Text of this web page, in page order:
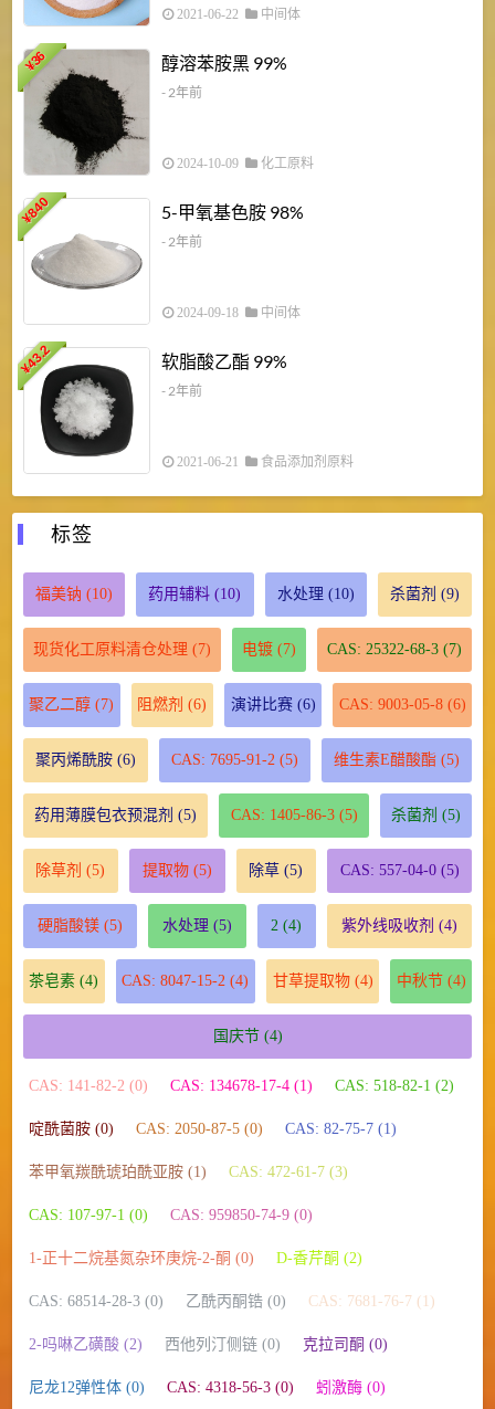
2021-06-22 中间体
¥
36 醇溶苯胺黑 99%
- 2年前
2024-10-09 化工原料
¥
840 5-甲氧基色胺 98%
- 2年前
2024-09-18 中间体
¥
43.2 软脂酸乙酯 99%
- 2年前
2021-06-21 食品添加剂原料
标签
福美钠 (10) 药用辅料 (10) 水处理 (10) 杀菌剂 (9)
现货化工原料清仓处理 (7) 电镀 (7) CAS: 25322-68-3 (7)
聚乙二醇 (7) 阻燃剂 (6) 演讲比赛(6) CAS: 9003-05-8(6)
聚丙烯酰胺(6) CAS: 7695-91-2 (5) 维生素E醋酸酯 (5)
药用薄膜包衣预混剂 (5) CAS: 1405-86-3(5) 杀菌剂 (5)
除草剂 (5) 提取物(5) 除草 (5) CAS: 557-04-0(5)
硬脂酸镁(5) 水处理 (5) 2 (4) 紫外线吸收剂 (4)
茶皂素 (4) CAS: 8047-15-2 (4) 甘草提取物(4) 中秋节(4)
国庆节(4)
CAS: 141-82-2 (0) CAS: 134678-17-4 (1) CAS: 518-82-1 (2)
啶酰菌胺 (0) CAS: 2050-87-5 (0) CAS: 82-75-7 (1)
苯甲氧羰酰琥珀酰亚胺 (1) CAS: 472-61-7 (3)
CAS: 107-97-1 (0) CAS: 959850-74-9 (0)
1-正十二烷基氮杂环庚烷-2-酮 (0) D-香芹酮 (2)
CAS: 68514-28-3 (0) 乙酰丙酮锆 (0) CAS: 7681-76-7 (1)
2-吗啉乙磺酸 (2) 西他列汀侧链 (0) 克拉司酮 (0)
尼龙12弹性体 (0) CAS: 4318-56-3 (0) 蚓激酶 (0)